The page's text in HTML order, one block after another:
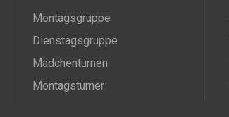
Montagsgruppe
Dienstagsgruppe
Mädchenturnen
Montagsturner